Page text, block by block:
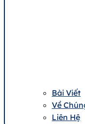
Bài Viết
Về
Liên Hệ